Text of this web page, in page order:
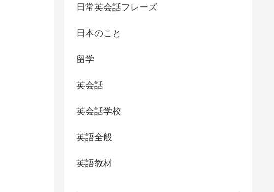
日常英会話フレーズ
日本のこと
留学
英会話
英会話学校
英語全般
英語教材